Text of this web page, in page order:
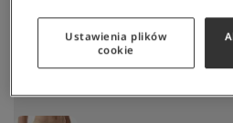
NAJNIŻSZA CENA Z 30 DNI:
CENA REGULARNA: 399 zł -50%
Ustawienia plików
cookie